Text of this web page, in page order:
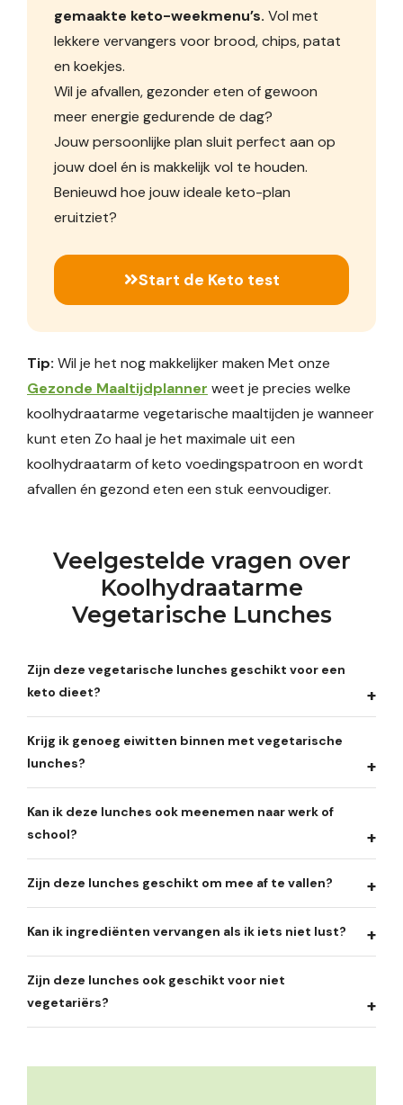
gemaakte keto-weekmenu’s. Vol met
lekkere vervangers voor brood, chips, patat
en koekjes.
Wil je afvallen, gezonder eten of gewoon
meer energie gedurende de dag?
Jouw persoonlijke plan sluit perfect aan op
jouw doel én is makkelijk vol te houden.
Benieuwd hoe jouw ideale keto-plan
eruitziet?
Start de Keto test
Tip: Wil je het nog makkelijker maken Met onze
Gezonde Maaltijdplanner weet je precies welke
koolhydraatarme vegetarische maaltijden je wanneer
kunt eten Zo haal je het maximale uit een
koolhydraatarm of keto voedingspatroon en wordt
afvallen én gezond eten een stuk eenvoudiger.
Veelgestelde vragen over
Koolhydraatarme
Vegetarische Lunches
Zijn deze vegetarische lunches geschikt voor een
keto dieet?
Krijg ik genoeg eiwitten binnen met vegetarische
lunches?
Kan ik deze lunches ook meenemen naar werk of
school?
Zijn deze lunches geschikt om mee af te vallen?
Kan ik ingrediënten vervangen als ik iets niet lust?
Zijn deze lunches ook geschikt voor niet
vegetariërs?